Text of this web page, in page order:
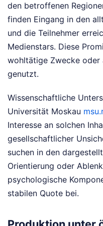
den betroffenen
finden Eingang in den
und die Teilnehmer
Medienstars. Diese
wohltätige Zwecke oder
genutzt.
Wissenschaftliche
Universität Moskau
Interesse an solchen
gesellschaftlicher
suchen in den
Orientierung oder
psychologische
stabilen Quote bei.